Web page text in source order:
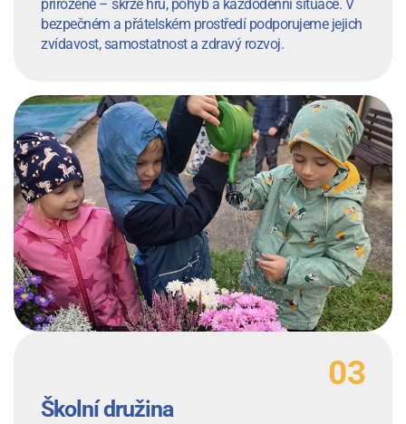
přirozeně – skrze hru, pohyb a každodenní situace. V
bezpečném a přátelském prostředí podporujeme jejich
zvídavost, samostatnost a zdravý rozvoj.
Školní družina